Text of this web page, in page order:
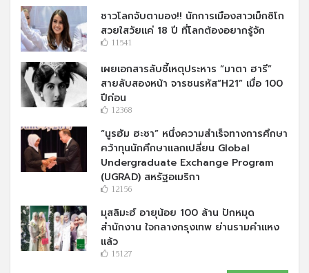
ชาวโลกจับตามอง!! นักการเมืองสาวเม็กซิโก
สวยใสวัยแค่ 18 ปี ที่โลกต้องอยากรู้จัก
11541
เผยเอกสารลับชี้เหตุประหาร “มาตา ฮารี”
สายลับสองหน้า จารชนรหัส“H21” เมื่อ 100
ปีก่อน
12368
“นูรฮัม ฮะซา” หนึ่งความสำเร็จทางการศึกษา
คว้าทุนนักศึกษาแลกเปลี่ยน Global
Undergraduate Exchange Program
(UGRAD) สหรัฐอเมริกา
12156
มุสลิมะฮ์ อายุน้อย 100 ล้าน ปักหมุด
สำนักงาน ใจกลางกรุงเทพ ย่านรามคำแหง
แล้ว
15127